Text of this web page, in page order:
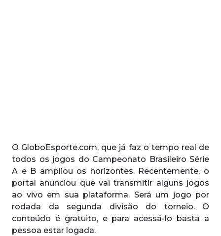
O GloboEsporte.com, que já faz o tempo real de
todos os jogos do Campeonato Brasileiro Série
A e B ampliou os horizontes. Recentemente, o
portal anunciou que vai transmitir alguns jogos
ao vivo em sua plataforma. Será um jogo por
rodada da segunda divisão do torneio. O
conteúdo é gratuito, e para acessá-lo basta a
pessoa estar logada.